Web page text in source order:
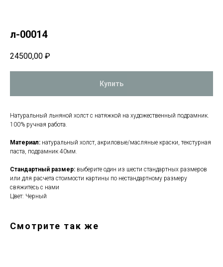
л-00014
24500,00 ₽
Купить
Натуральный льняной холст с натяжкой на художественный подрамник.
100% ручная работа.
Материал: натуральный холст, акриловые/масляные краски, текстурная
паста, подрамник 40мм.
Стандартный размер: выберите один из шести стандартных размеров
или для расчета стоимости картины по нестандартному размеру
свяжитесь с нами
Цвет: Черный
Смотрите так же